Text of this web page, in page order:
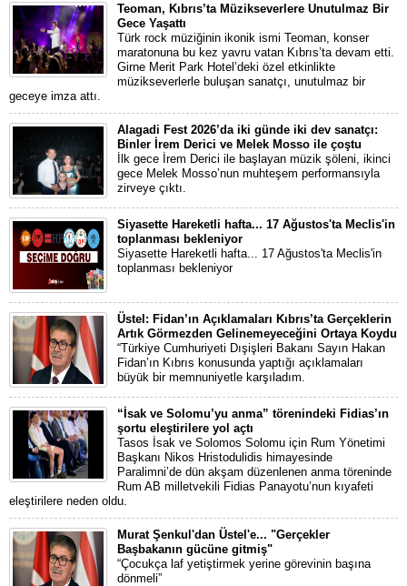
Teoman, Kıbrıs’ta Müzikseverlere Unutulmaz Bir
Gece Yaşattı
Türk rock müziğinin ikonik ismi Teoman, konser
maratonuna bu kez yavru vatan Kıbrıs’ta devam etti.
Girne Merit Park Hotel’deki özel etkinlikte
müzikseverlerle buluşan sanatçı, unutulmaz bir
geceye imza attı.
Alagadi Fest 2026’da iki günde iki dev sanatçı:
Binler İrem Derici ve Melek Mosso ile çoştu
İlk gece İrem Derici ile başlayan müzik şöleni, ikinci
gece Melek Mosso’nun muhteşem performansıyla
zirveye çıktı.
Siyasette Hareketli hafta... 17 Ağustos'ta Meclis'in
toplanması bekleniyor
Siyasette Hareketli hafta... 17 Ağustos'ta Meclis'in
toplanması bekleniyor
Üstel: Fidan’ın Açıklamaları Kıbrıs’ta Gerçeklerin
Artık Görmezden Gelinemeyeceğini Ortaya Koydu
“Türkiye Cumhuriyeti Dışişleri Bakanı Sayın Hakan
Fidan’ın Kıbrıs konusunda yaptığı açıklamaları
büyük bir memnuniyetle karşıladım.
“İsak ve Solomu’yu anma” törenindeki Fidias’ın
şortu eleştirilere yol açtı
Tasos İsak ve Solomos Solomu için Rum Yönetimi
Başkanı Nikos Hristodulidis himayesinde
Paralimni’de dün akşam düzenlenen anma töreninde
Rum AB milletvekili Fidias Panayotu’nun kıyafeti
eleştirilere neden oldu.
Murat Şenkul'dan Üstel'e... "Gerçekler
Başbakanın gücüne gitmiş"
“Çocukça laf yetiştirmek yerine görevinin başına
dönmeli”